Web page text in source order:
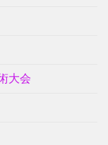
大会